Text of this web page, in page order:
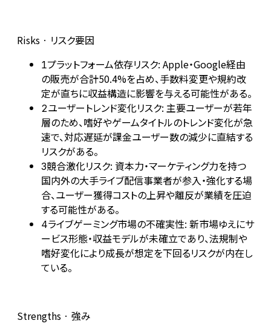
Risks · リスク要因
1プラットフォーム依存リスク: Apple・Google経由
の販売が合計50.4%を占め、手数料変更や規約改
定が直ちに収益構造に影響を与える可能性がある。
2ユーザートレンド変化リスク: 主要ユーザーが若年
層のため、嗜好やゲームタイトルのトレンド変化が急
速で、対応遅延が課金ユーザー数の減少に直結する
リスクがある。
3競合激化リスク: 資本力・マーケティング力を持つ
国内外の大手ライブ配信事業者が参入・強化する場
合、ユーザー獲得コストの上昇や離反が業績を圧迫
する可能性がある。
4ライブゲーミング市場の不確実性: 新市場ゆえにサ
ービス形態・収益モデルが未確立であり、法規制や
嗜好変化により成長が想定を下回るリスクが内在し
ている。
Strengths · 強み